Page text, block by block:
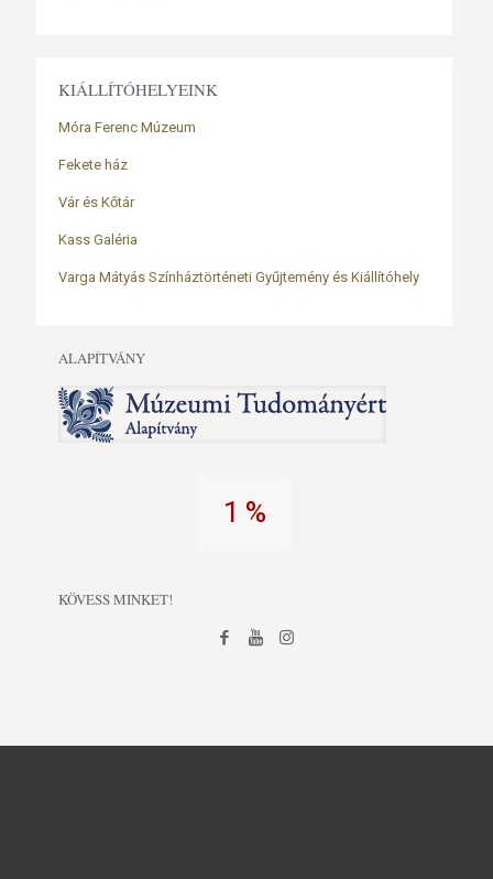
KIÁLLÍTÓHELYEINK
Móra Ferenc Múzeum
Fekete ház
Vár és Kőtár
Kass Galéria
Varga Mátyás Színháztörténeti Gyűjtemény és Kiállítóhely
ALAPÍTVÁNY
1 %
KÖVESS MINKET!